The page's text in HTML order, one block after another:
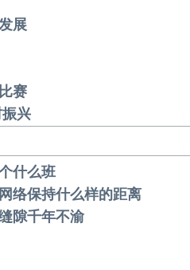
展
赛
兴
什么班
络保持什么样的距离
隙千年不渝